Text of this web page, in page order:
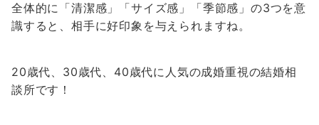
全体的に「清潔感」「サイズ感」「季節感」の3つを意
識すると、相手に好印象を与えられますね。
20歳代、30歳代、40歳代に人気の成婚重視の結婚相
談所です！